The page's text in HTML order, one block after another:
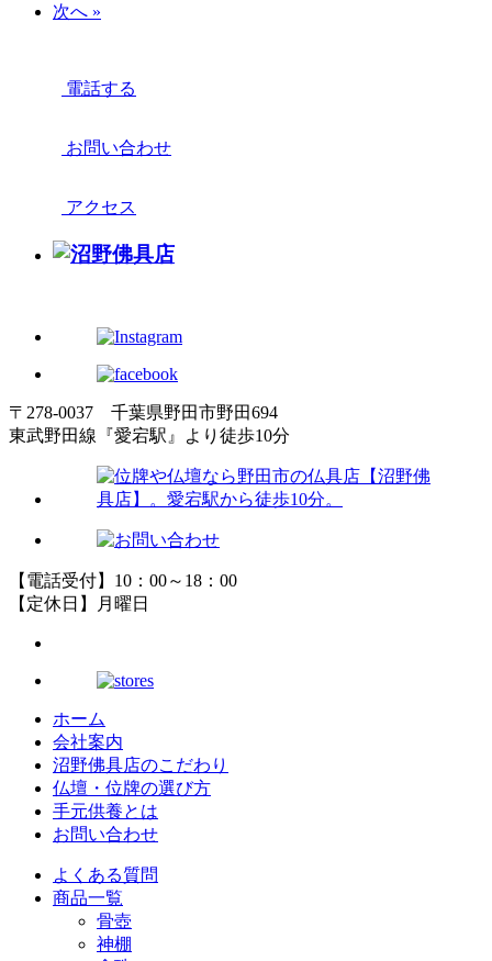
次へ »
電話する
お問い合わせ
アクセス
〒278-0037 千葉県野田市野田694
東武野田線『愛宕駅』より徒歩10分
【電話受付】10：00～18：00
【定休日】月曜日
ホーム
会社案内
沼野佛具店のこだわり
仏壇・位牌の選び方
手元供養とは
お問い合わせ
よくある質問
商品一覧
骨壺
神棚